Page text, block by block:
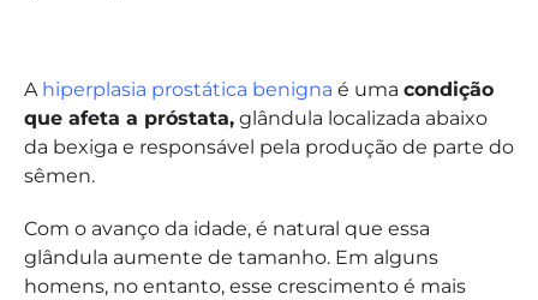
A hiperplasia prostática benigna é uma condição
que afeta a próstata, glândula localizada abaixo
da bexiga e responsável pela produção de parte do
sêmen.
Com o avanço da idade, é natural que essa
glândula aumente de tamanho. Em alguns
homens, no entanto, esse crescimento é mais